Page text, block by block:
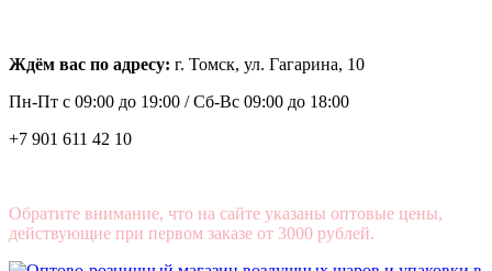
Ждём вас по адресу: г. Томск, ул. Гагарина, 10
Пн-Пт с 09:00 до 19:00 /Сб-Вс 09:00 до 18:00
+7 901 611 42 10
Обратите внимание, что на сайте указаны оптовые цены,
действующие при первом заказе от 3000 рублей.